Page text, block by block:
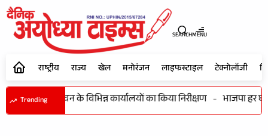
SEARCHMENU
राष्ट्रीय राज्य खेल मनोरंजन लाइफस्टाइल टेक्नोलॉजी
Trending
एवं विकास भवन के विभिन्न कार्यालयों का किया निरीक्षण - भाजपा हर घर